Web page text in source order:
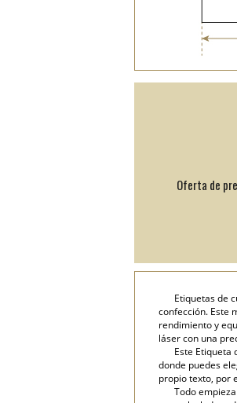
Oferta de
Etiquetas de
confección. Este
rendimiento y
láser con una
Este Etiqueta
donde puedes
propio texto, por
Todo